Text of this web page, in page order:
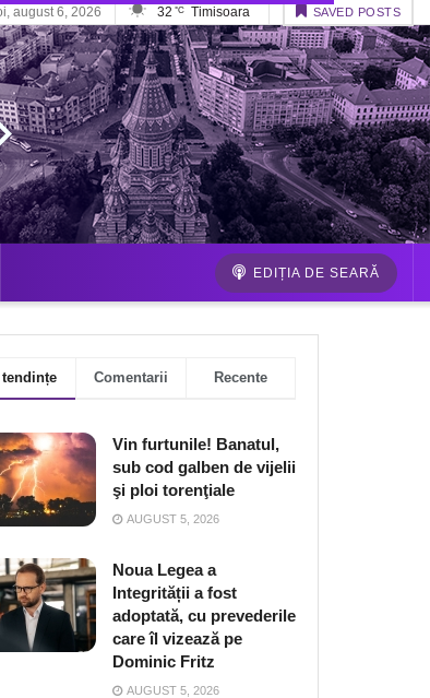
august 6, 2026 32 °C Timisoara SAVED POSTS
EDIȚIA DE SEARĂ
tendințe Comentarii Recente
Vin furtunile! Banatul,
sub cod galben de vijelii
şi ploi torenţiale
AUGUST 5, 2026
Noua Legea a
Integrității a fost
adoptată, cu prevederile
care îl vizează pe
Dominic Fritz
AUGUST 5, 2026